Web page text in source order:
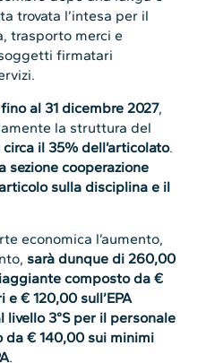
trovata l’intesa per il
trasporto merci e
firmatari
al 31 dicembre 2027,
la struttura del
circa il 35% dell’articolato.
sezione cooperazione
sulla disciplina e il
economica l’aumento,
sarà dunque di 260,00
composto da €
€ 120,00 sull’EPA
3°S per il personale
€ 140,00 sui minimi
.